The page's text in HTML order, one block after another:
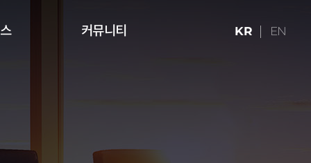
커뮤니티 KR EN